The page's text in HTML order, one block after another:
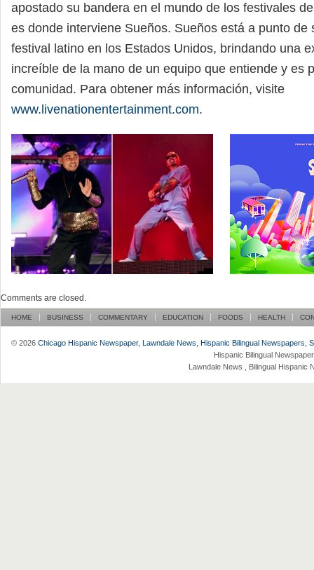
apostado su bandera en el mundo de los festivales
es donde interviene Sueños. Sueños está a punto de
festival latino en los Estados Unidos, brindando una
increíble de la mano de un equipo que entiende y es
comunidad. Para obtener más información, visite
www.livenationentertainment.com.
Comments are closed.
HOME BUSINESS COMMENTARY EDUCATION FOODS HEALTH
© 2026 Chicago Hispanic Newspaper, Lawndale News, Hispanic Bilingual Newspapers,
Hispanic Bilingual
Lawndale News , Bilingual Hispanic